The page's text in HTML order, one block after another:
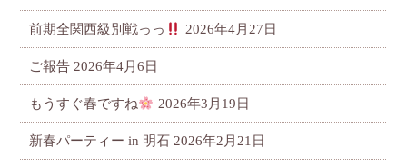
前期全関西級別戦っっ 2026年4月27日
ご報告 2026年4月6日
もうすぐ春ですね 2026年3月19日
新春パーティー in 明石 2026年2月21日